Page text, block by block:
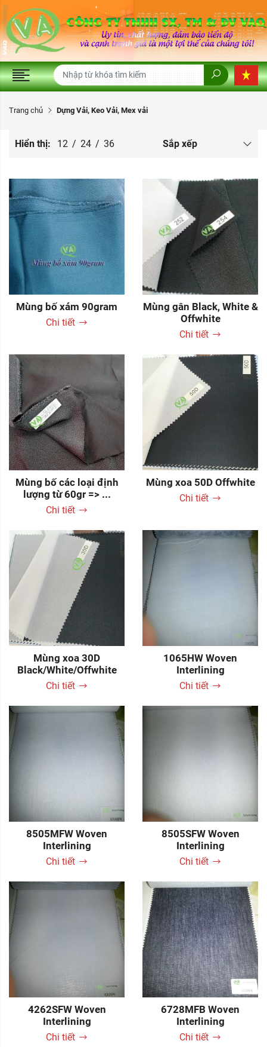
Trang chủ Dựng Vải, Keo Vải, Mex vải
Hiển thị: 12 / 24 / 36 Sắp xếp
Mùng bố xám 90gram
Chi tiết
Mùng gân Black, White &
Offwhite
Chi tiết
Mùng bố các loại định
lượng từ 60gr => ...
Chi tiết
Mùng xoa 50D Offwhite
Chi tiết
Mùng xoa 30D
Black/White/Offwhite
Chi tiết
1065HW Woven
Interlining
Chi tiết
8505MFW Woven
Interlining
Chi tiết
8505SFW Woven
Interlining
Chi tiết
4262SFW Woven
Interlining
Chi tiết
6728MFB Woven
Interlining
Chi tiết